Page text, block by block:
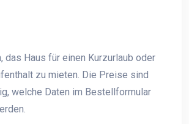
das Haus für einen Kurzurlaub oder
zu mieten. Die Preise sind
welche Daten im Bestellformular